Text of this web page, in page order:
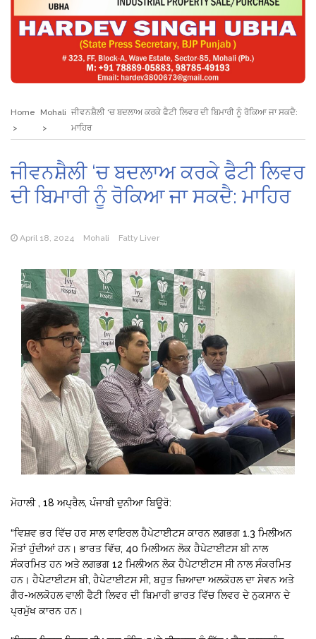
Home Mohali
ਜੀਵਨਸ਼ੈਲੀ ‘ਚ ਬਦਲਾਅ ਕਰਕੇ ਫੈਟੀ ਲਿਵਰ ਦੀ ਬਿਮਾਰੀ ਨੂੰ ਰੋਕਿਆ ਜਾ ਸਕਦੈ:
ਮਾਹਿਰ
ਜੀਵਨਸ਼ੈਲੀ ‘ਚ ਬਦਲਾਅ ਕਰਕੇ ਫੈਟੀ ਲਿਵਰ
ਦੀ ਬਿਮਾਰੀ ਨੂੰ ਰੋਕਿਆ ਜਾ ਸਕਦੈ: ਮਾਹਿਰ
April 18, 2024 Mohali Fatty Liver
ਮੋਹਾਲੀ , 18 ਅਪ੍ਰੈਲ, ਪੰਜਾਬੀ ਦੁਨੀਆ ਬਿਊਰੋ:
“ਵਿਸ਼ਵ ਭਰ ਵਿੱਚ ਹਰ ਸਾਲ ਵਾਇਰਲ ਹੈਪੇਟਾਈਟਸ ਕਾਰਨ ਲਗਭਗ 1.3 ਮਿਲੀਅਨ
ਮੌਤਾਂ ਹੁੰਦੀਆਂ ਹਨ। ਭਾਰਤ ਵਿੱਚ, 40 ਮਿਲੀਅਨ ਲੋਕ ਹੈਪੇਟਾਈਟਸ ਬੀ ਨਾਲ
ਸੰਕਰਮਿਤ ਹਨ ਅਤੇ ਲਗਭਗ 12 ਮਿਲੀਅਨ ਲੋਕ ਹੈਪੇਟਾਈਟਸ ਸੀ ਨਾਲ ਸੰਕਰਮਿਤ
ਹਨ। ਹੈਪੇਟਾਈਟਸ ਬੀ, ਹੈਪੇਟਾਈਟਸ ਸੀ, ਬਹੁਤ ਜ਼ਿਆਦਾ ਅਲਕੋਹਲ ਦਾ ਸੇਵਨ ਅਤੇ
ਗੈਰ-ਅਲਕੋਹਲ ਵਾਲੀ ਫੈਟੀ ਲਿਵਰ ਦੀ ਬਿਮਾਰੀ ਭਾਰਤ ਵਿੱਚ ਲਿਵਰ ਦੇ ਨੁਕਸਾਨ ਦੇ
ਪ੍ਰਮੁੱਖ ਕਾਰਨ ਹਨ।